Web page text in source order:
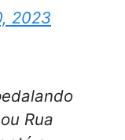
2023
Rua